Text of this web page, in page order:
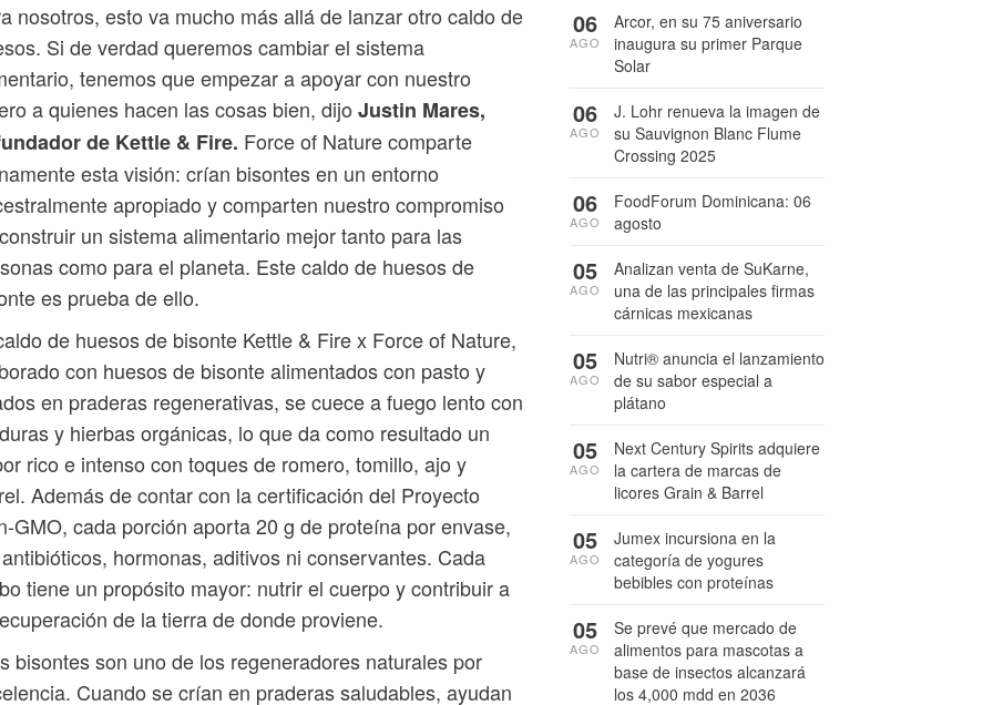
nosotros, esto va mucho más allá de lanzar otro caldo de
Si de verdad queremos cambiar el sistema
tenemos que empezar a apoyar con nuestro
a quienes hacen las cosas bien, dijo Justin Mares,
de Kettle & Fire. Force of Nature comparte
esta visión: crían bisontes en un entorno
apropiado y comparten nuestro compromiso
un sistema alimentario mejor tanto para las
como para el planeta. Este caldo de huesos de
es prueba de ello.
de huesos de bisonte Kettle & Fire x Force of Nature,
con huesos de bisonte alimentados con pasto y
en praderas regenerativas, se cuece a fuego lento con
y hierbas orgánicas, lo que da como resultado un
rico e intenso con toques de romero, tomillo, ajo y
Además de contar con la certificación del Proyecto
GMO, cada porción aporta 20 g de proteína por envase,
hormonas, aditivos ni conservantes. Cada
tiene un propósito mayor: nutrir el cuerpo y contribuir a
de la tierra de donde proviene.
bisontes son uno de los regeneradores naturales por
Cuando se crían en praderas saludables, ayudan
Arcor, en su 75 aniversario
inaugura su primer Parque
Solar
06
AGO
J. Lohr renueva la imagen de
su Sauvignon Blanc Flume
Crossing 2025
06
AGO
FoodForum Dominicana: 06
agosto
06
AGO
Analizan venta de SuKarne,
una de las principales firmas
cárnicas mexicanas
05
AGO
Nutri® anuncia el lanzamiento
de su sabor especial a
plátano
05
AGO
Next Century Spirits adquiere
la cartera de marcas de
licores Grain & Barrel
05
AGO
Jumex incursiona en la
categoría de yogures
bebibles con proteínas
05
AGO
Se prevé que mercado de
alimentos para mascotas a
base de insectos alcanzará
los 4,000 mdd en 2036
05
AGO